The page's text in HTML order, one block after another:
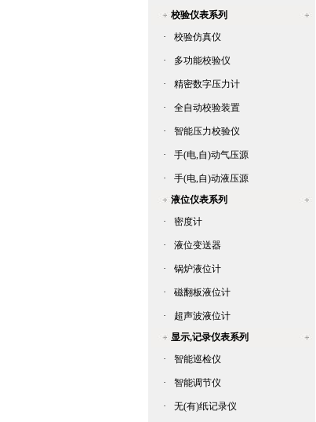
校验仪表系列
·
校验仿真仪
· 多功能校验仪
· 精密数字压力计
· 全自动校验装置
· 智能压力校验仪
· 手(电,自)动气压源
·
手(电,自)动液压源
液位仪表系列
·
密度计
· 液位变送器
· 锅炉液位计
· 磁翻板液位计
·
超声波液位计
显示,记录仪表系列
·
智能巡检仪
· 智能调节仪
· 无(有)纸记录仪